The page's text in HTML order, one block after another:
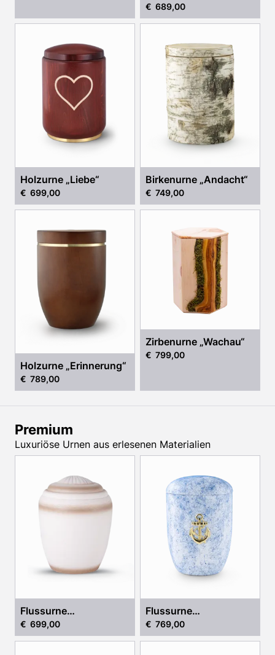
€ 689,00
Holzurne „Liebe“
€ 699,00
Birkenurne „Andacht“
€ 749,00
Holzurne „Erinnerung“
€ 789,00
Zirbenurne „Wachau“
€ 799,00
Premium
Luxuriöse Urnen aus erlesenen Materialien
Flussurne
„Jakobsmuschel“
€ 699,00
Flussurne
„Meeresrauschen“
€ 769,00